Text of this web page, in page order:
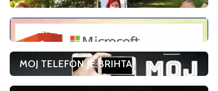
SPOZNAJMO PROGRAM MS OFFICE
MOJ TELEFON JE BRIHTA